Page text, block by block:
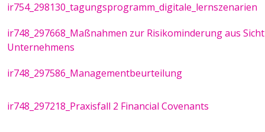
ir754_298130_tagungsprogramm_digitale_lernszenarien
ir748_297668_Maßnahmen zur Risikominderung aus
Unternehmens
ir748_297586_Managementbeurteilung
ir748_297218_Praxisfall 2 Financial Covenants